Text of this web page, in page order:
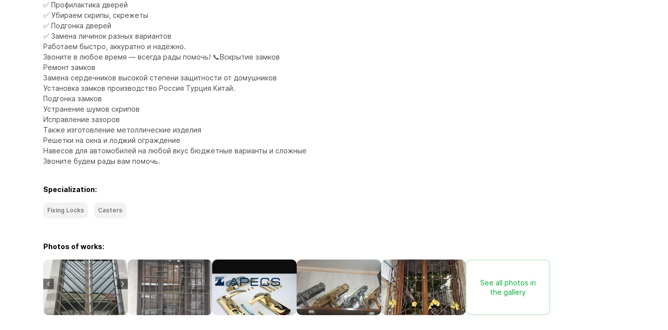
✅ Профилактика дверей
✅ Убираем скрипы, скрежеты
✅ Подгонка дверей
✅ Замена личинок разных вариантов
Работаем быстро, аккуратно и надёжно.
Звоните в любое время — всегда рады помочь! 📞Вскрытие замков
Ремонт замков
Замена сердечников высокой степени защитности от домушников
Установка замков производство Россия Турция Китай.
Подгонка замков
Устранение шумов скрипов
Исправление зазоров
Также изготовление метоллические изделия
Решетки на окна и лоджий ограждение
Навесов для автомобилей на любой вкус бюджетные варианты и сложные
Звоните будем рады вам помочь.
Specialization:
Fixing Locks Casters
Photos of works:
See all photos in
the gallery